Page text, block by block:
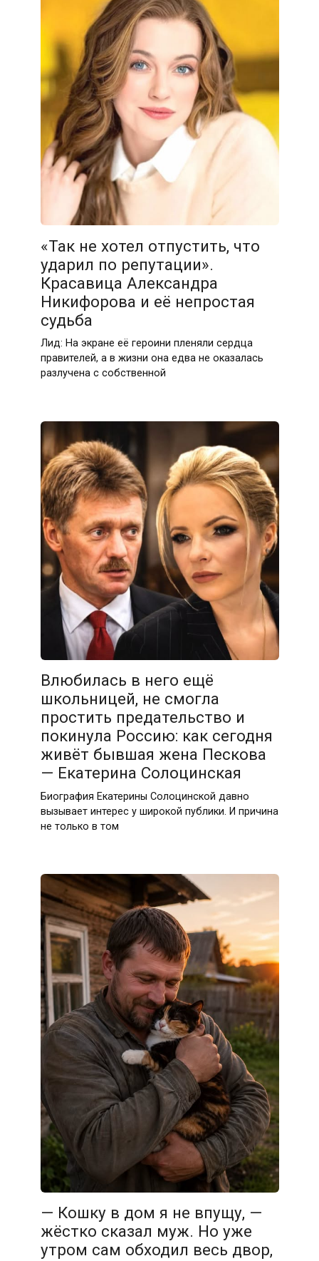
«Так не хотел отпустить, что
ударил по репутации».
Красавица Александра
Никифорова и её непростая
судьба
Лид: На экране её героини пленяли сердца
правителей, а в жизни она едва не оказалась
разлучена с собственной
Влюбилась в него ещё
школьницей, не смогла
простить предательство и
покинула Россию: как сегодня
живёт бывшая жена Пескова
— Екатерина Солоцинская
Биография Екатерины Солоцинской давно
вызывает интерес у широкой публики. И причина
не только в том
— Кошку в дом я не впущу, —
жёстко сказал муж. Но уже
утром сам обходил весь двор,